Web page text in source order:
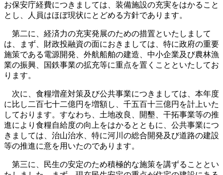
お保安庁経費につきましては、装備施設の充実をはかること
とし、人員はほぼ現状にとどめる方針であります。
第二に、経済力の充実発展のための措置といたしまして
は、まず、財政投融資の面におきましては、特に政府の重要
施策である電源開発、外航船舶の建造、中小企業及び農林漁
業の振興、国鉄事業の拡充等に重点を置くことといたしてお
ります。
次に、食糧増産対策及び公共事業につきましては、本年度
に比し二百七十二億円を増額し、千五百十三億円を計上いた
しております。すなわち、土地改良、開墾、干拓事業等の推
進により食糧自給度の向上をはかるとともに、公共事業につ
きましては、治山治水、特に河川の総合開発及び道路の建設
等の推進に意を用いたのであります。
第三に、民生の安定のため積極的な施策を講ずることとい